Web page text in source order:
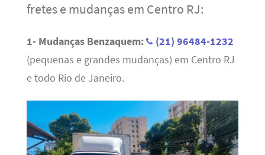
fretes e mudanças em Centro RJ:
1- Mudanças Benzaquem:
(21) 96484-1232
(pequenas e grandes mudanças) em Centro RJ
e todo Rio de Janeiro.